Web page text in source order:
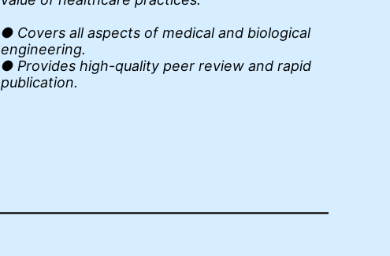
● Covers all aspects of medical and biological
engineering.
● Provides high-quality peer review and rapid
publication.